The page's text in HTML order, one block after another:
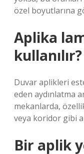
özel boyutlarına
Aplika
kullanılır?
Duvar aplikleri
eden aydınlatma
mekanlarda,
veya koridor gibi
Bir aplik